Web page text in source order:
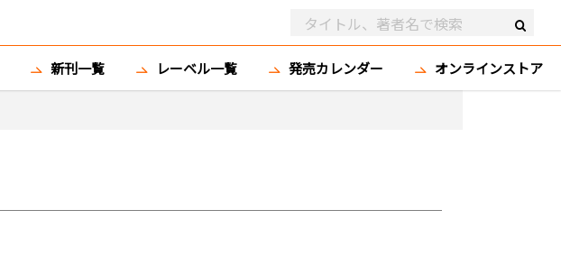
新刊一覧 レーベル一覧 発売カレンダー オンラインストア